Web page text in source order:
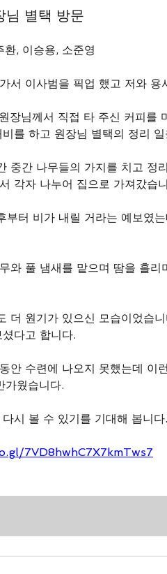
별택 방문
환, 이승용, 소준영
서 이사범을 픽업 했고 저와 용
장님께서 직접 타 주신 커피를
를 하고 원장님 별택의 정리
중간 나무들의 가지를 치고 정
각자 나누어 집으로 가져갔습
부터 비가 내릴 거라는 예보였
와 풀 냄새를 맡으며 땀을 흘리
더 원기가 있으신 모습이었습
다고 합니다.
안 수련에 나오지 못했는데 이
가웠습니다.
시 볼 수 있기를 기대해 봅니다.
7VD8hwhC7X7kmTws7